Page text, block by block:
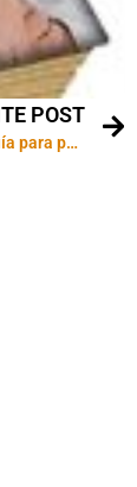
POST
Prevención de las Adicciones – Guía para padres